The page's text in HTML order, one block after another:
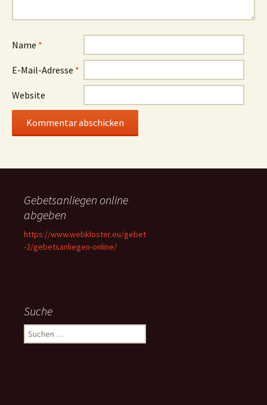
Name *
E-Mail-Adresse *
Website
Gebetsanliegen online
abgeben
https://www.webkloster.eu/gebet
-2/gebetsanliegen-online/
Suche
Suchen
nach: